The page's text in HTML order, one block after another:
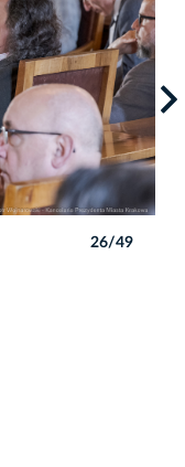
26/49